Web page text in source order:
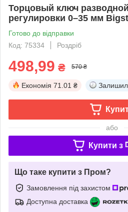
Торцовый ключ
регулировки 0–35 мм
Готово до відправки
Код: 75334
Роздріб
498,99 ₴ 570 ₴
Економія 71.01 ₴
або
Купити з
Що таке купити з Пром?
Замовлення під захистом
Доступна доставка